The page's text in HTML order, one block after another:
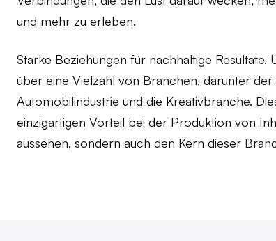
und mehr zu erleben.
Starke Beziehungen für nachhaltige
über eine Vielzahl von Branchen, darunter
Automobilindustrie und die Kreativbranche.
einzigartigen Vorteil bei der Produktion von
aussehen, sondern auch den Kern dieser